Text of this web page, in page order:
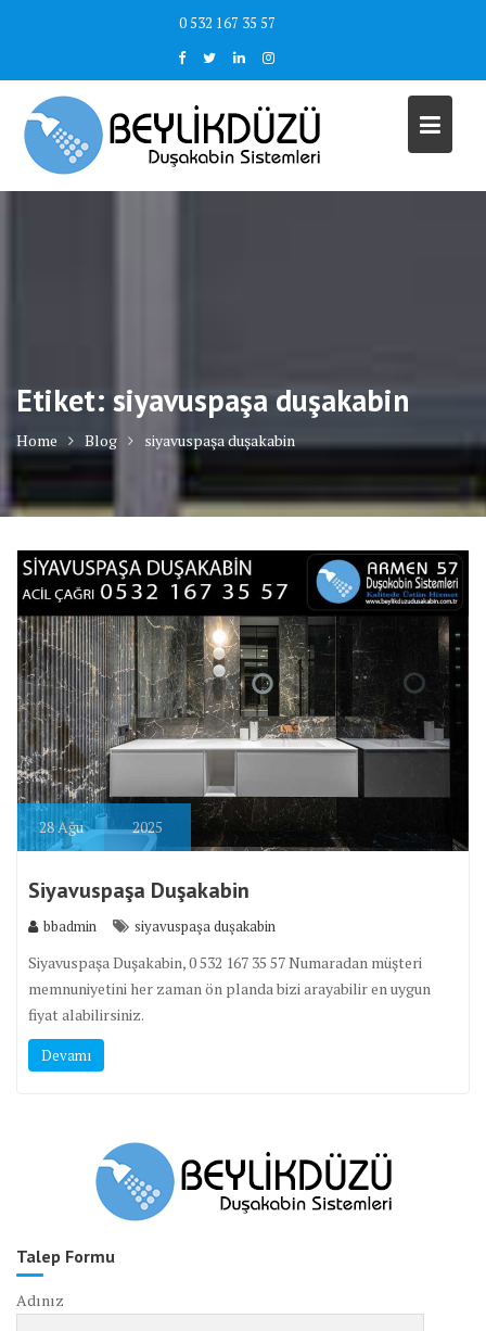
0 532 167 35 57
Etiket: siyavuspaşa duşakabin
Home Blog siyavuspaşa duşakabin
28Ağu 2025
Siyavuspaşa Duşakabin
bbadmin siyavuspaşa duşakabin
Siyavuspaşa Duşakabin, 0 532 167 35 57 Numaradan müşteri
memnuniyetini her zaman ön planda bizi arayabilir en uygun
fiyat alabilirsiniz.
Devamı
Talep Formu
Adınız